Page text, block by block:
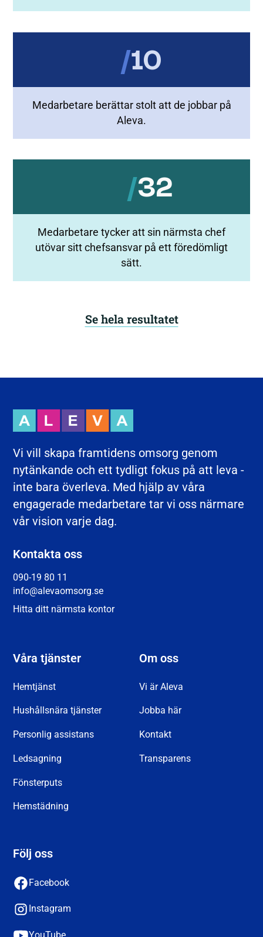
/10
Medarbetare berättar stolt att de jobbar på
Aleva.
/32
Medarbetare tycker att sin närmsta chef
utövar sitt chefsansvar på ett föredömligt
sätt.
Se hela resultatet
Vi vill skapa framtidens omsorg genom
nytänkande och ett tydligt fokus på att leva -
inte bara överleva. Med hjälp av våra
engagerade medarbetare tar vi oss närmare
vår vision varje dag.
Kontakta oss
090-19 80 11
info@alevaomsorg.se
Hitta ditt närmsta kontor
Våra tjänster
Hemtjänst
Hushållsnära tjänster
Personlig assistans
Ledsagning
Fönsterputs
Hemstädning
Om oss
Vi är Aleva
Jobba här
Kontakt
Transparens
Följ oss
Facebook
Instagram